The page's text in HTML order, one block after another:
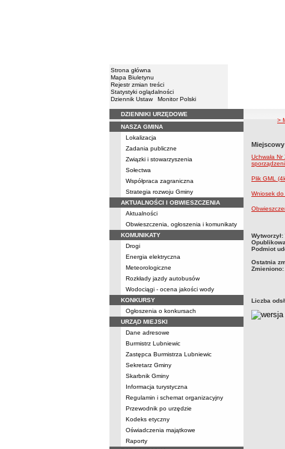
Strona główna
Mapa Biuletynu
Rejestr zmian treści
Statystyki oglądalności
Dziennik Ustaw
Monitor Polski
Menu
DZIENNIKI URZĘDOWE
NASZA GMINA
Lokalizacja
Zadania publiczne
Związki i stowarzyszenia
Sołectwa
Współpraca zagraniczna
Strategia rozwoju Gminy
AKTUALNOŚCI I OBWIESZCZENIA
Aktualności
Obwieszczenia, ogłoszenia i komunikaty
KOMUNIKATY
Drogi
Energia elektryczna
Meteorologiczne
Rozkłady jazdy autobusów
Wodociągi - ocena jakości wody
KONKURSY
Ogłoszenia o konkursach
URZĄD MIEJSKI
Dane adresowe
Burmistrz Lubniewic
Zastępca Burmistrza Lubniewic
Sekretarz Gminy
Skarbnik Gminy
Informacja turystyczna
Regulamin i schemat organizacyjny
Przewodnik po urzędzie
Kodeks etyczny
Oświadczenia majątkowe
Raporty
>
Uchwała
Plik GML
Wniosek
metryczka
Wytworzył:
Podmiot
Ostatnia
Zmieniono:
Liczba